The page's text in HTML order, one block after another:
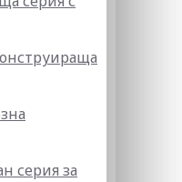
серия за